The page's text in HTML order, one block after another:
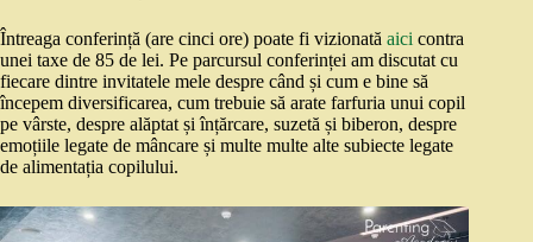
Întreaga conferință (are cinci ore) poate fi vizionată aici contra
unei taxe de 85 de lei. Pe parcursul conferinței am discutat cu
fiecare dintre invitatele mele despre când și cum e bine să
începem diversificarea, cum trebuie să arate farfuria unui copil
pe vârste, despre alăptat și înțărcare, suzetă și biberon, despre
emoțiile legate de mâncare și multe multe alte subiecte legate
de alimentația copilului.